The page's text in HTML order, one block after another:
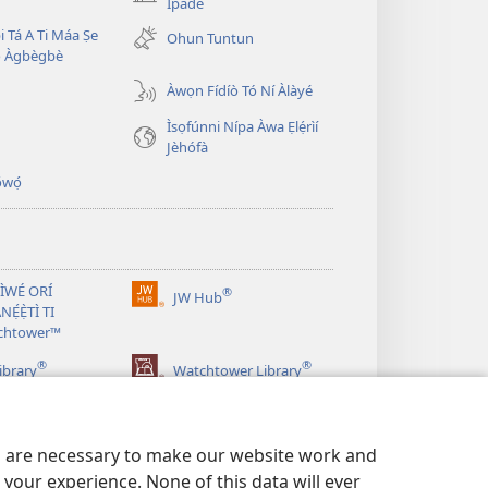
necessary to make our website work and
experience. None of this data will ever
new
window)
Tá A Ti Máa Ṣe
Àgbègbè
Ohun Tuntun
Àwọn Fídíò Tó Ní Àlàyé
Ìsọfúnni Nípa Àwa Ẹlẹ́rìí
Jèhófà
ORÍ
TI
JW Hub®
(opens
® Watchtower Library®